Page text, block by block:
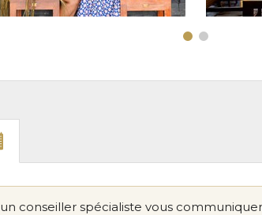
un conseiller spécialiste vous